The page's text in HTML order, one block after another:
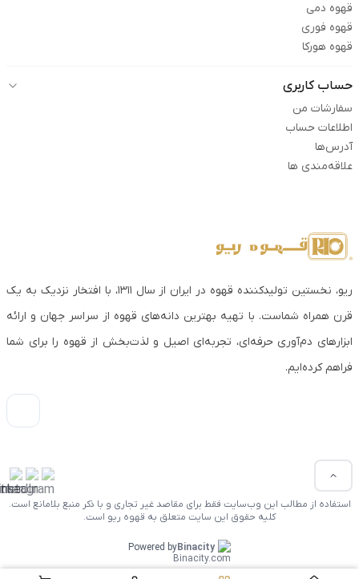
قهوه دمی
قهوه فوری
قهوه هورکا
حساب کاربری
سفارشات من
اطلاعات حساب
آدرس‌ها
علاقه‌مندی ها
ریو، نخستین تولیدکننده قهوه در ایران از سال ۱۳۱۱، با افتخار نزدیک به یک
قرن همراه شماست. با تهیه بهترین دانه‌های قهوه از سراسر جهان و ارائه
ابزارهای دم‌آوری حرفه‌ای، تجربه‌ای اصیل و لذت‌بخش از قهوه را برای شما
فراهم کرده‌ایم.
استفاده از مطالب این وب‌سایت فقط برای مقاصد غیر تجاری و با ذکر منبع بلامانع است.
کلیه حقوق این سایت متعلق به قهوه ریو است.
Powered byBinacity